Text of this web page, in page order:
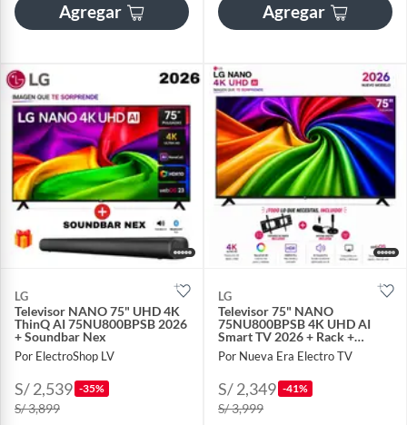
Agregar Agregar
LG
Televisor NANO 75" UHD 4K
ThinQ AI 75NU800BPSB 2026
+ Soundbar Nex
Por ElectroShop LV
S/ 2,539 -35%
S/ 3,899
LG
Televisor 75" NANO
75NU800BPSB 4K UHD AI
Smart TV 2026 + Rack +
Antena
Por Nueva Era Electro TV
S/ 2,349 -41%
S/ 3,999